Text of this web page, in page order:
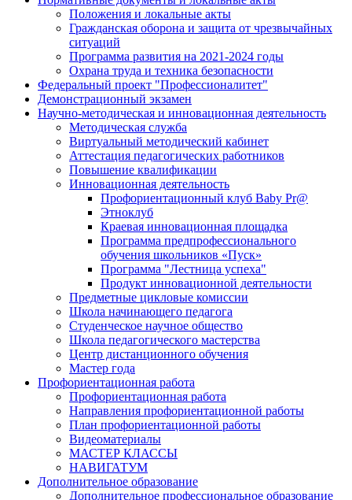
Положения и локальные акты
Гражданская оборона и защита от чрезвычайных
ситуаций
Программа развития на 2021-2024 годы
Охрана труда и техника безопасности
Федеральный проект "Профессионалитет"
Демонстрационный экзамен
Научно-методическая и инновационная деятельность
Методическая служба
Виртуальный методический кабинет
Аттестация педагогических работников
Повышение квалификации
Инновационная деятельность
Профориентационный клуб Baby Pr@
Этноклуб
Краевая инновационная площадка
Программа предпрофессионального
обучения школьников «Пуск»
Программа "Лестница успеха"
Продукт инновационной деятельности
Предметные цикловые комиссии
Школа начинающего педагога
Студенческое научное общество
Школа педагогического мастерства
Центр дистанционного обучения
Мастер года
Профориентационная работа
Профориентационная работа
Направления профориентационной работы
План профориентационной работы
Видеоматериалы
МАСТЕР КЛАССЫ
НАВИГАТУМ
Дополнительное образование
Дополнительное профессиональное образование